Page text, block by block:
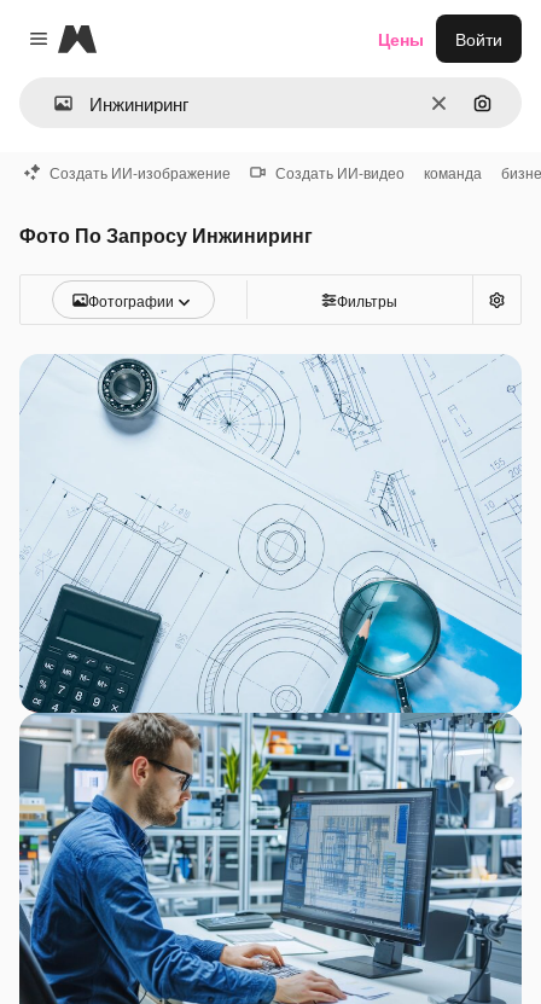
Close menu
Magnific
ОчиститьПоиск
Цены Войти
Создать ИИ-изображение Создать ИИ-видео команда
Фото По Запросу Инжиниринг
Фотографии Фильтры